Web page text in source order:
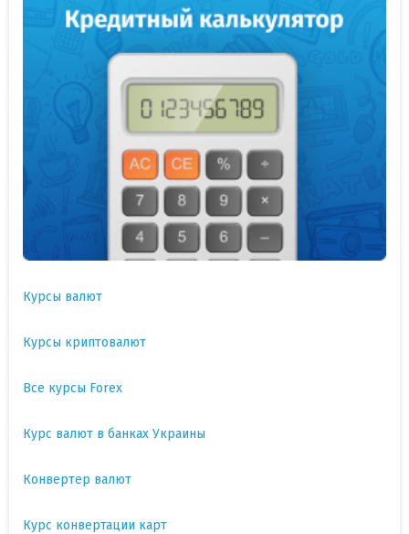
Курсы валют
Курсы криптовалют
Все курсы Forex
Курс валют в банках Украины
Конвертер валют
Курс конвертации карт